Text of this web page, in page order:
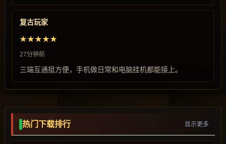
复古玩家
★★★★★
27分钟前
三端互通挺方便，手机做日常和电脑挂机都能接上。
热门下载排行 显示更多